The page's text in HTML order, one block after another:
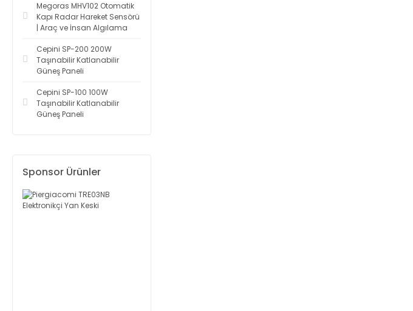
Megoras MHV102 Otomatik
Kapı Radar Hareket Sensörü
| Araç ve İnsan Algılama
Cepini SP-200 200W
Taşınabilir Katlanabilir
Güneş Paneli
Cepini SP-100 100W
Taşınabilir Katlanabilir
Güneş Paneli
Sponsor Ürünler